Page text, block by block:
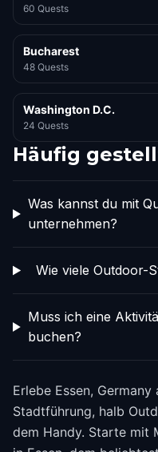
60 Quests
Bucharest
48 Quests
Washington D.C.
24 Quests
Häufig
Was kannst du mit
unternehmen?
Wie viele Outdoor-
Muss ich eine
buchen?
Erlebe Essen,
Stadtführung, halb
dem Handy. Starte mit